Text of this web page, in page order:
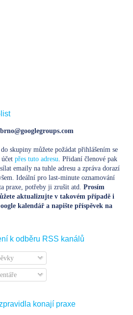
skupiny můžete požádat přihlášením se
přes tuto adresu. Přidaní členové pak
emaily na tuhle adresu a zpráva dorazí
Ideální pro last-minute oznamování
praxe, potřeby ji zrušit atd. Prosím
aktualizujte v takovém případě i
kalendář a napište příspěvek na
k odběru RSS kanálů
konají praxe